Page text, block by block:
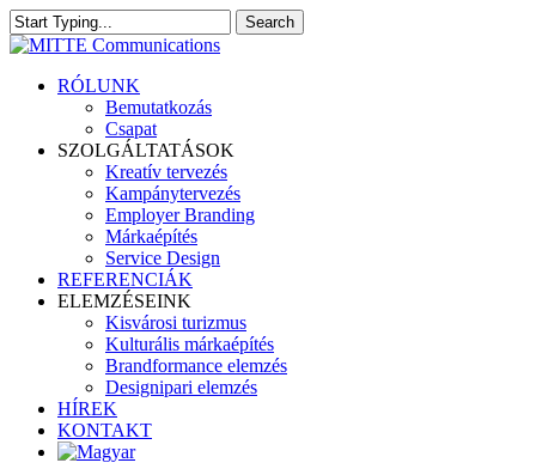
Skip
to
content
Search
Close
search
Menu
RÓLUNK
Bemutatkozás
Csapat
SZOLGÁLTATÁSOK
Kreatív tervezés
Kampánytervezés
Employer Branding
Márkaépítés
Service Design
REFERENCIÁK
ELEMZÉSEINK
Kisvárosi turizmus
Kulturális márkaépítés
Brandformance elemzés
Designipari elemzés
HÍREK
KONTAKT